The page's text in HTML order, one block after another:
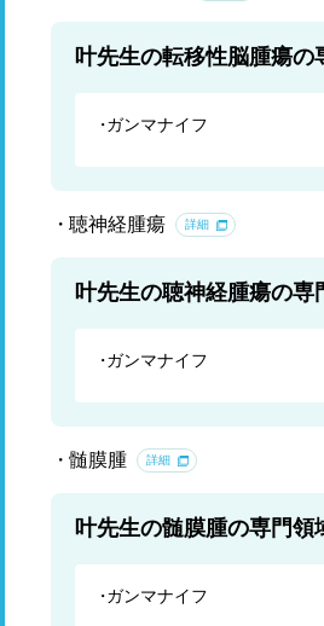
叶先生の転移性脳腫瘍の
ガンマナイフ
聴神経腫瘍 詳細
叶先生の聴神経腫瘍の専
ガンマナイフ
髄膜腫 詳細
叶先生の髄膜腫の専門領
ガンマナイフ